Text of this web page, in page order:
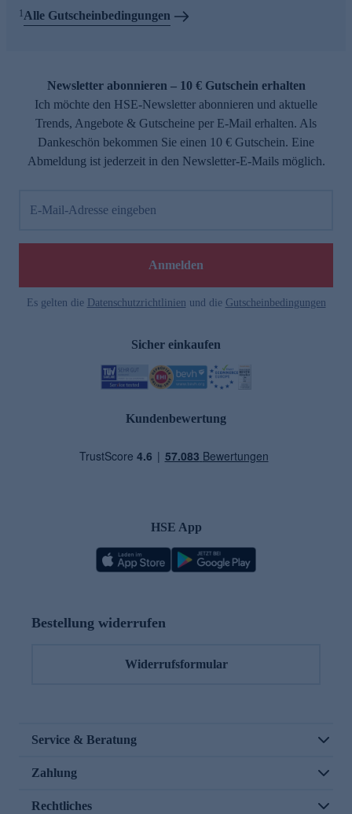
1 Alle Gutscheinbedingungen
Newsletter abonnieren – 10 € Gutschein erhalten
Ich möchte den HSE-Newsletter abonnieren und aktuelle
Trends, Angebote & Gutscheine per E-Mail erhalten. Als
Dankeschön bekommen Sie einen 10 € Gutschein. Eine
Abmeldung ist jederzeit in den Newsletter-E-Mails möglich.
E-Mail-Adresse eingeben
Anmelden
Es gelten die Datenschutzrichtlinien und die Gutscheinbedingungen
Sicher einkaufen
Kundenbewertung
HSE App
Bestellung widerrufen
Widerrufsformular
Service & Beratung
Zahlung
Rechtliches